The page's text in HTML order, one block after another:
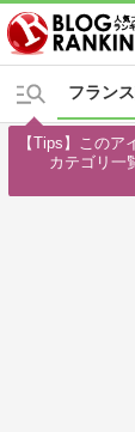
フラン
【Tips】このア
カテゴリ一